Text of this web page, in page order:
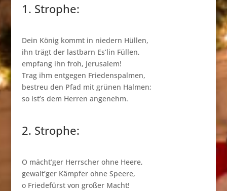
1. Strophe:
Dein König kommt in niedern Hüllen,
ihn trägt der lastbarn Es’lin Füllen,
empfang ihn froh, Jerusalem!
Trag ihm entgegen Friedenspalmen,
bestreu den Pfad mit grünen Halmen;
so ist’s dem Herren angenehm.
2. Strophe:
O mächt’ger Herrscher ohne Heere,
gewalt’ger Kämpfer ohne Speere,
o Friedefürst von großer Macht!